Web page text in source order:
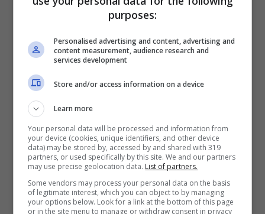
alla scoperta della gravità del male
oggi affligge Wanda Nara. Lei era ricoverata
in ospedale e nel frattempo un giornalista
diffuse la notiziain merito al fatto che si
stessa non ne era a conoscenzaed era in
purposes:
Personalised advertising and content, advertising and
content measurement, audience research and
services development
Store and/or access information on a device
Learn more
Your personal data will be processed and information from
your device (cookies, unique identifiers, and other device
data) may be stored by, accessed by and shared with 319
partners, or used specifically by this site. We and our partners
may use precise geolocation data. List of partners.
Some vendors may process your personal data on the basis
of legitimate interest, which you can object to by managing
your options below. Look for a link at the bottom of this page
or in the site menu to manage or withdraw consent in privacy